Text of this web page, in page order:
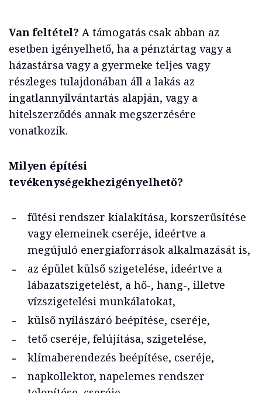
Van feltétel? A támogatás csak abban az
esetben igényelhető, ha a pénztártag vagy a
házastársa vagy a gyermeke teljes vagy
részleges tulajdonában áll a lakás az
ingatlannyilvántartás alapján, vagy a
hitelszerződés annak megszerzésére
vonatkozik.
Milyen építési
tevékenységekhezigényelhető?
fűtési rendszer kialakítása, korszerűsítése
vagy elemeinek cseréje, ideértve a
megújuló energiaforrások alkalmazását is,
az épület külső szigetelése, ideértve a
lábazatszigetelést, a hő-, hang-, illetve
vízszigetelési munkálatokat,
külső nyílászáró beépítése, cseréje,
tető cseréje, felújítása, szigetelése,
klímaberendezés beépítése, cseréje,
napkollektor, napelemes rendszer